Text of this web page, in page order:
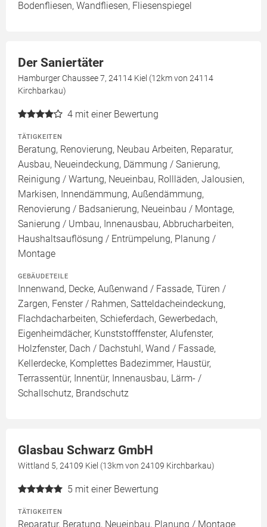
Bodenfliesen, Wandfliesen, Fliesenspiegel
Der Saniertäter
Hamburger Chaussee 7, 24114 Kiel (12km von 24114
Kirchbarkau)
4 mit einer Bewertung
TÄTIGKEITEN
Beratung, Renovierung, Neubau Arbeiten, Reparatur,
Ausbau, Neueindeckung, Dämmung / Sanierung,
Reinigung / Wartung, Neueinbau, Rollläden, Jalousien,
Markisen, Innendämmung, Außendämmung,
Renovierung / Badsanierung, Neueinbau / Montage,
Sanierung / Umbau, Innenausbau, Abbrucharbeiten,
Haushaltsauflösung / Entrümpelung, Planung /
Montage
GEBÄUDETEILE
Innenwand, Decke, Außenwand / Fassade, Türen /
Zargen, Fenster / Rahmen, Satteldacheindeckung,
Flachdacharbeiten, Schieferdach, Gewerbedach,
Eigenheimdächer, Kunststofffenster, Alufenster,
Holzfenster, Dach / Dachstuhl, Wand / Fassade,
Kellerdecke, Komplettes Badezimmer, Haustür,
Terrassentür, Innentür, Innenausbau, Lärm- /
Schallschutz, Brandschutz
Glasbau Schwarz GmbH
Wittland 5, 24109 Kiel (13km von 24109 Kirchbarkau)
5 mit einer Bewertung
TÄTIGKEITEN
Reparatur, Beratung, Neueinbau, Planung / Montage